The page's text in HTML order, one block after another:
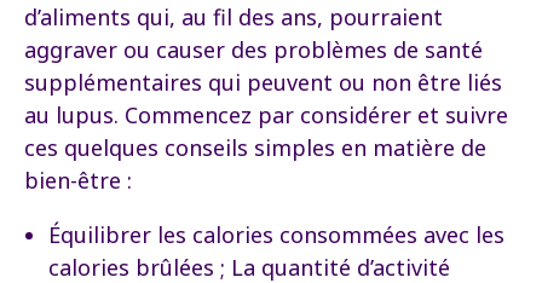
d’aliments qui, au fil des ans, pourraient
aggraver ou causer des problèmes de santé
supplémentaires qui peuvent ou non être liés
au lupus. Commencez par considérer et suivre
ces quelques conseils simples en matière de
bien-être :
Équilibrer les calories consommées avec les
calories brûlées ; La quantité d’activité